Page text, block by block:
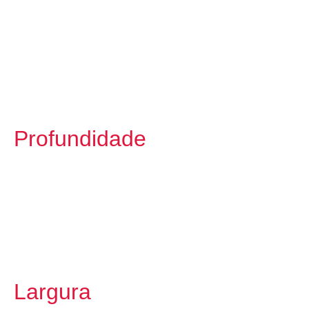
Profundidade
Largura